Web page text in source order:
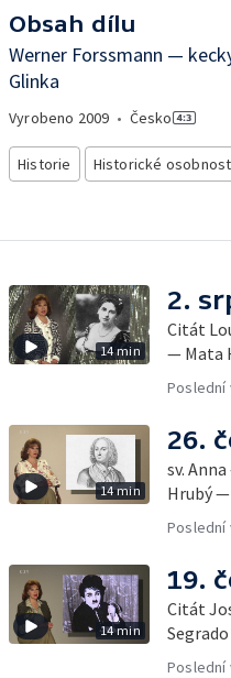
Obsah dílu
Werner Forssmann —
Glinka
Vyrobeno 2009 • Česko
Historie Historické
14 min
2.
Citát
— Mata
Poslední
14 min
26.
sv.
Hrubý
Poslední
14 min
19.
Citát
Poslední